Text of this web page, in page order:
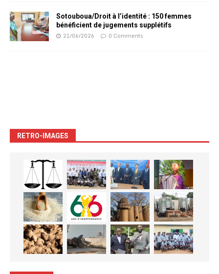
Sotouboua/Droit à l’identité : 150 femmes
bénéficient de jugements supplétifs
21/06/2026 0 Comments
RETRO-IMAGES